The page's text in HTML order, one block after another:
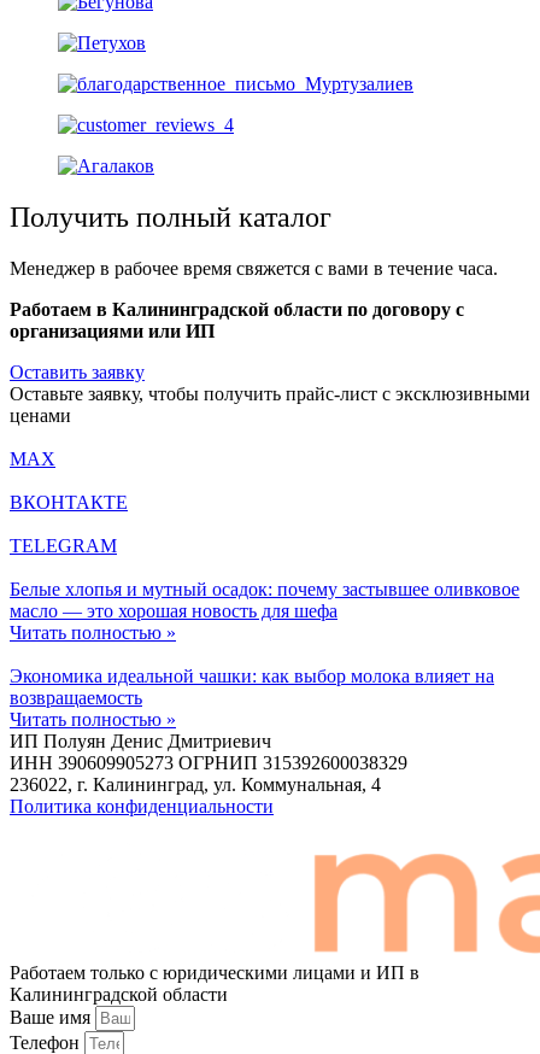
Получить полный каталог
Менеджер в рабочее время свяжется с вами в течение часа.
Работаем в Калининградской области по договору с
организациями или ИП
Оставить заявку
Оставьте заявку, чтобы получить прайс-лист с эксклюзивными
ценами
MAX
ВКОНТАКТЕ
TELEGRAM
Белые хлопья и мутный осадок: почему застывшее оливковое
масло — это хорошая новость для шефа
Читать полностью »
Экономика идеальной чашки: как выбор молока влияет на
возвращаемость
Читать полностью »
ИП Полуян Денис Дмитриевич
ИНН 390609905273 ОГРНИП 315392600038329
236022, г. Калининград, ул. Коммунальная, 4
Политика конфиденциальности
Работаем только с юридическими лицами и ИП в
Калининградской области
Ваше имя
Телефон